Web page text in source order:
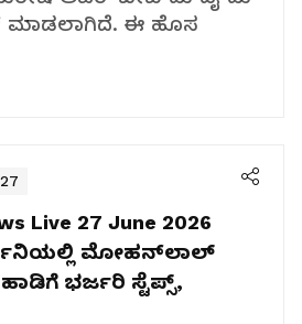
ಮಾಡಲಾಗಿದೆ. ಈ ಹೊಸ
Live 27 June 2026
ಮೋಹನ್‌ಲಾಲ್
ಭರ್ಜರಿ ಸ್ಟೆಪ್ಸ್,